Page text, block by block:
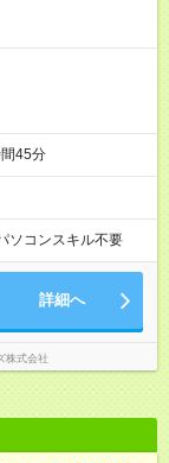
45分
ソコンスキル不要
詳細へ
株式会社